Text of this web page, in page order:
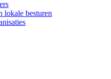
besturen